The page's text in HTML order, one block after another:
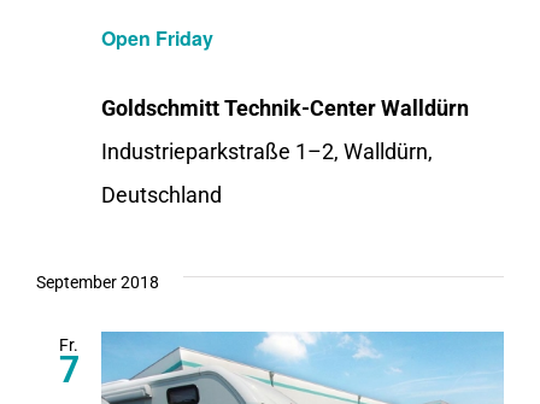
Open Friday
Goldschmitt Technik-Center Walldürn
Industrieparkstraße 1–2, Walldürn,
Deutschland
September 2018
Fr.
7